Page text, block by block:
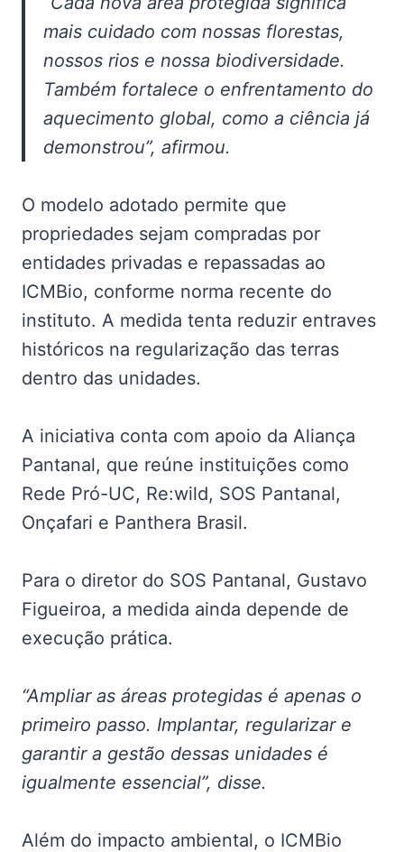
mais cuidado com nossas florestas,
nossos rios e nossa biodiversidade.
Também fortalece o enfrentamento do
aquecimento global, como a ciência já
demonstrou”, afirmou.
O modelo adotado permite que
propriedades sejam compradas por
entidades privadas e repassadas ao
ICMBio, conforme norma recente do
instituto. A medida tenta reduzir entraves
históricos na regularização das terras
dentro das unidades.
A iniciativa conta com apoio da Aliança
Pantanal, que reúne instituições como
Rede Pró-UC, Re:wild, SOS Pantanal,
Onçafari e Panthera Brasil.
Para o diretor do SOS Pantanal, Gustavo
Figueiroa, a medida ainda depende de
execução prática.
“Ampliar as áreas protegidas é apenas o
primeiro passo. Implantar, regularizar e
garantir a gestão dessas unidades é
igualmente essencial”, disse.
Além do impacto ambiental, o ICMBio